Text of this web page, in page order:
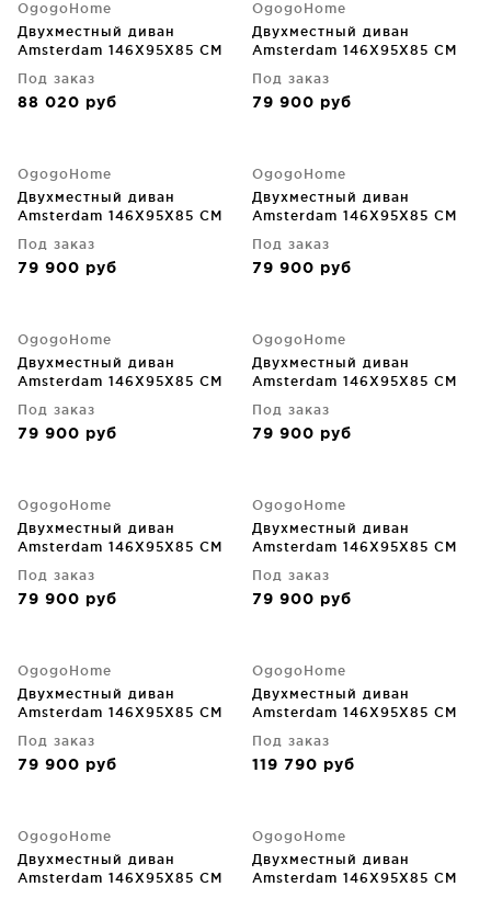
OgogoHome
Двухместный диван
Amsterdam 146X95X85 CM
Под заказ
88 020 руб
OgogoHome
Двухместный диван
Amsterdam 146X95X85 CM
Под заказ
79 900 руб
OgogoHome
Двухместный диван
Amsterdam 146X95X85 CM
Под заказ
79 900 руб
OgogoHome
Двухместный диван
Amsterdam 146X95X85 CM
Под заказ
79 900 руб
OgogoHome
Двухместный диван
Amsterdam 146X95X85 CM
Под заказ
79 900 руб
OgogoHome
Двухместный диван
Amsterdam 146X95X85 CM
Под заказ
79 900 руб
OgogoHome
Двухместный диван
Amsterdam 146X95X85 CM
Под заказ
79 900 руб
OgogoHome
Двухместный диван
Amsterdam 146X95X85 CM
Под заказ
79 900 руб
OgogoHome
Двухместный диван
Amsterdam 146X95X85 CM
Под заказ
79 900 руб
OgogoHome
Двухместный диван
Amsterdam 146X95X85 CM
Под заказ
119 790 руб
OgogoHome
Двухместный диван
Amsterdam 146X95X85 CM
OgogoHome
Двухместный диван
Amsterdam 146X95X85 CM